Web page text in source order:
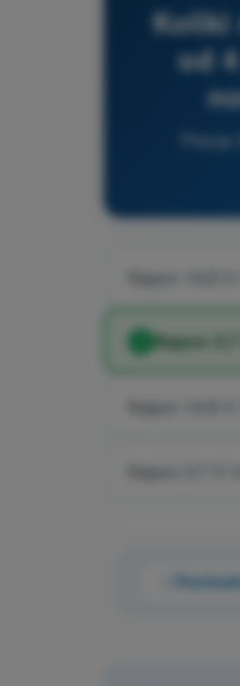
Koliki
od
Napon 14,8
Napon
Napon 14,8
Napon 3,7 V